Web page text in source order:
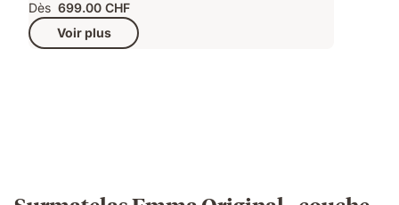
Dès 699.00 CHF
Voir plus